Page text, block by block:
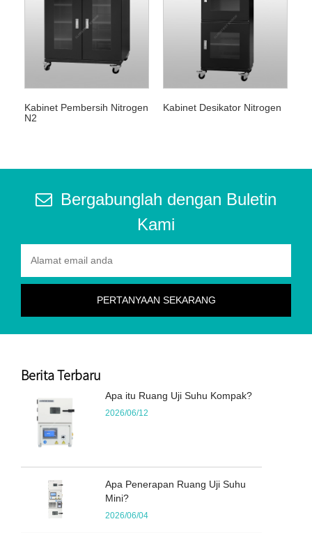
Kabinet Pembersih Nitrogen
N2
Kabinet Desikator Nitrogen
Bergabunglah dengan Buletin
Kami
Berita Terbaru
Apa itu Ruang Uji Suhu Kompak?
2026/06/12
Apa Penerapan Ruang Uji Suhu
Mini?
2026/06/04